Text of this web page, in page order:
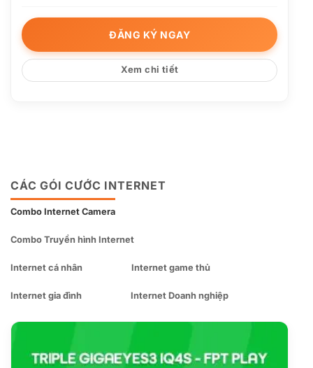
(*) Thiết bị thực tế đi kèm trong gói có thể khác
nhau ở từng khu vựcĐĂNG KÝ NGAY
Xem chi tiết
CÁC GÓI CƯỚC INTERNET
Combo Internet Camera
Combo Truyền hình Internet
Internet cá nhân Internet game thủ
Internet gia đình Internet Doanh nghiệp